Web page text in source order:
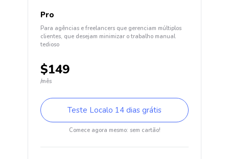
Pro
Para agências e freelancers que gerenciam múltiplos
clientes, que desejam minimizar o trabalho manual
tedioso
$149
/mês
Teste Localo 14 dias grátis
Comece agora mesmo: sem cartão!